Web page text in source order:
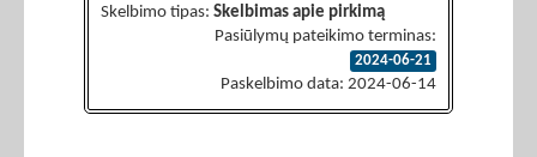
Skelbimo tipas: Skelbimas apie pirkimą
Pasiūlymų pateikimo terminas:
2024-06-21
Paskelbimo data: 2024-06-14